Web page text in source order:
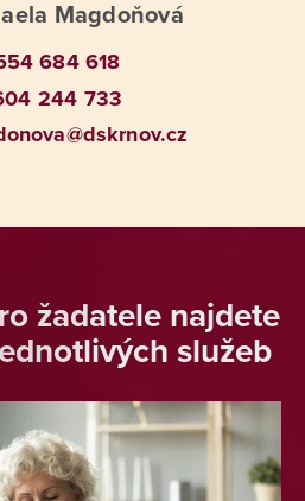
Magdoňová
684 618
244 733
žadatele najdete
služeb